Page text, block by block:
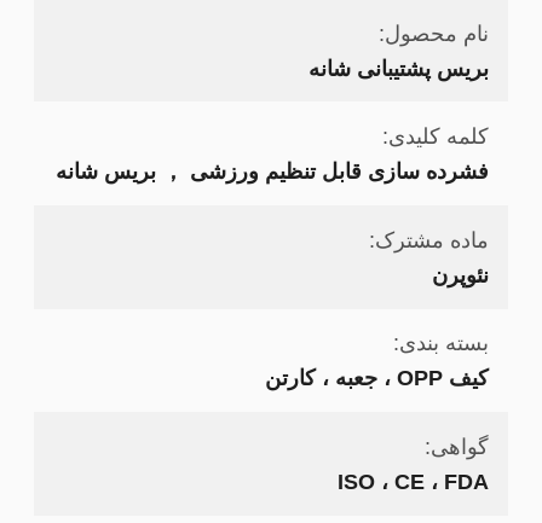
نام محصول:
بریس پشتیبانی شانه
کلمه کلیدی:
فشرده سازی قابل تنظیم ورزشی ， بریس شانه
ماده مشترک:
نئوپرن
بسته بندی:
کیف OPP ، جعبه ، کارتن
گواهی:
ISO ، CE ، FDA